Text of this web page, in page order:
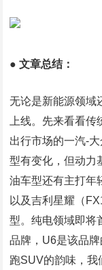
● 文章总结：
无论是新能源领域
上线。先来看看
出行市场的一汽-
型有变化，但动力
油车型还有主打年
以及吉利星耀（
型。纯电领域即将
品牌，U6是该品
跑SUV的韵味，我